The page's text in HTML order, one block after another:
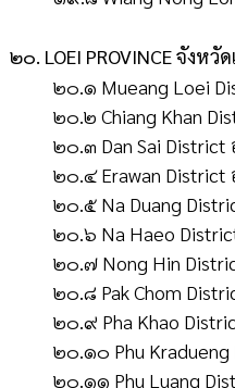
๒๐. LOEI PROVINCE จังหวัด
๒๐.๑ Mueang Loei
๒๐.๒ Chiang Khan
๒๐.๓ Dan Sai District
๒๐.๔ Erawan District
๒๐.๕ Na Duang
๒๐.๖ Na Haeo
๒๐.๗ Nong Hin
๒๐.๘ Pak Chom
๒๐.๙ Pha Khao
๒๐.๑๐ Phu Kradueng
๒๐.๑๑ Phu Luang